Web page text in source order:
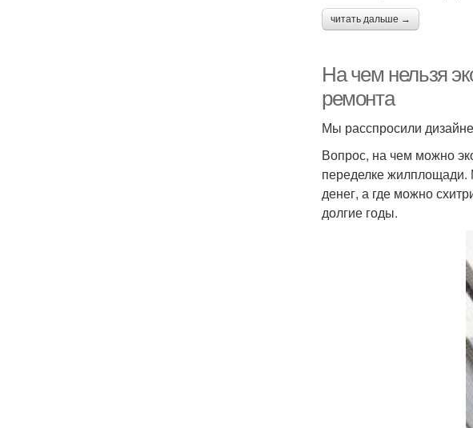
читать дальше →
На чем нельзя
ремонта
Мы расспросили
Вопрос, на чем можно
переделке жилплощади.
денег, а где можно
долгие годы.